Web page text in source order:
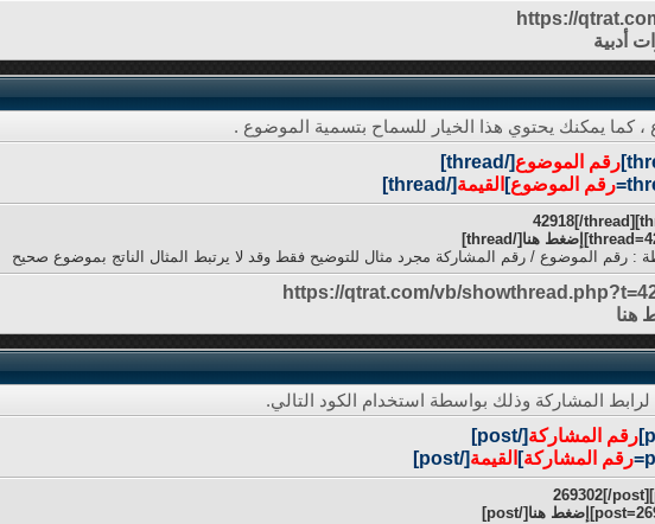
https://
أدبية
كما يمكنك يحتوي هذا الخيار للسماح بتسمية الموضوع .
رقم الموضوع[/thread]
رقم الموضوع] القيمة[/thread]
: رقم الموضوع / رقم المشاركة مجرد مثال للتوضيح فقط وقد لا يرتبط المثال الناتج بموضوع صحيح
https://qtrat.com/vb/
هنا
المشاركة وذلك بواسطة استخدام الكود التالي.
رقم المشاركة[/post]
رقم المشاركة] القيمة[/post]